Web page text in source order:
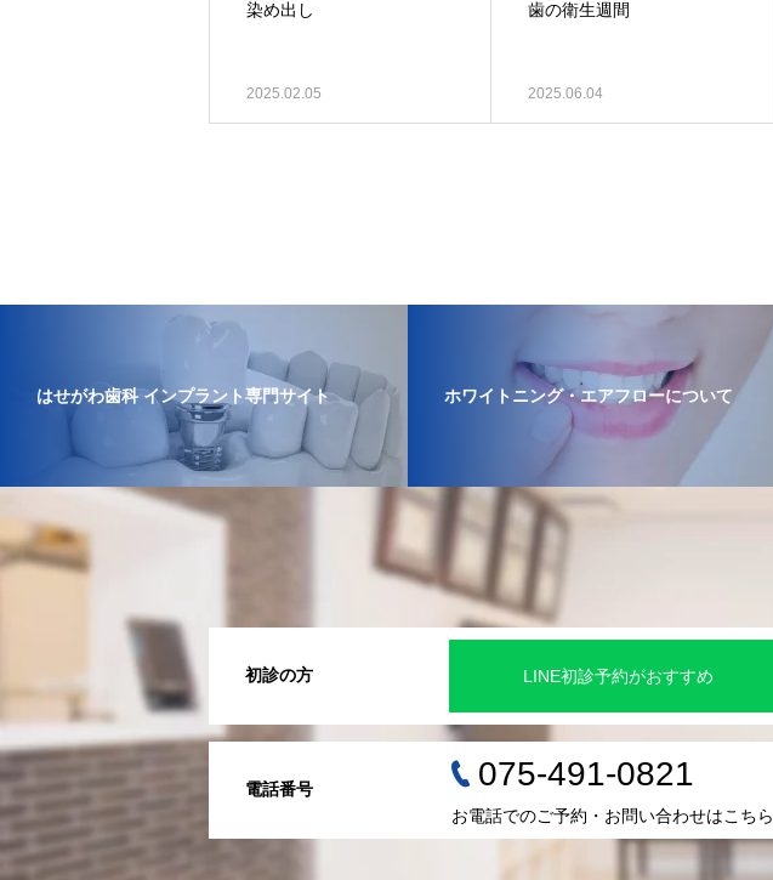
染め出し
2025.02.05
歯の衛生週間
2025.06.04
はせがわ歯科 インプラント専門サイト ホワイトニング・エアフローについて
初診の方 LINE初診予約がおすすめ
電話番号 075-491-0821
お電話でのご予約・お問い合わせはこちら